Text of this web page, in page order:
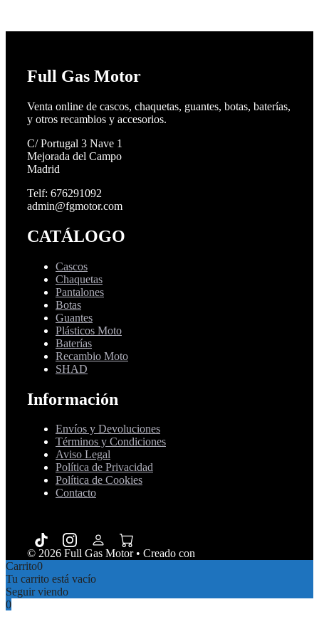
Full Gas Motor
Venta online de cascos, chaquetas, guantes, botas, baterías,
y otros recambios y accesorios.
C/ Portugal 3 Nave 1
Mejorada del Campo
Madrid
Telf: 676291092
admin@fgmotor.com
CATÁLOGO
Cascos
Chaquetas
Pantalones
Botas
Guantes
Plásticos Moto
Baterías
Recambio Moto
SHAD
Información
Envíos y Devoluciones
Términos y Condiciones
Aviso Legal
Política de Privacidad
Política de Cookies
Contacto
© 2026 Full Gas Motor• Creado con
Carrito0
Tu carrito está vacío
Seguir viendo
0